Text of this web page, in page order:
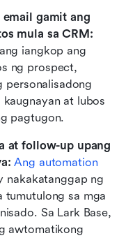
email gamit ang
iangkop ang
ng prospect,
personalisadong
at lubos
pagtugon.
at follow-up upang
Ang automation
nakakatanggap ng
tumutulong sa mga
Sa Lark Base,
awtomatikong